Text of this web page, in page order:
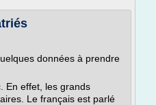
données à prendre
En effet, les grands
Le français est parlé